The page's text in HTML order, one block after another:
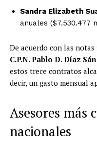
Sandra Elizabeth
anuales ($7.530.477
De acuerdo con las
C.P.N. Pablo D. Díaz
estos trece contratos
decir, un gasto mensual
Asesores más
nacionales